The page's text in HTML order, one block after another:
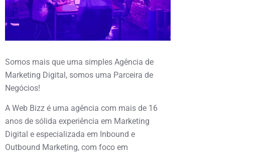
Somos mais que uma simples Agência de
Marketing Digital, somos uma Parceira de
Negócios!
A Web Bizz é uma agência com mais de 16
anos de sólida experiência em Marketing
Digital e especializada em Inbound e
Outbound Marketing, com foco em